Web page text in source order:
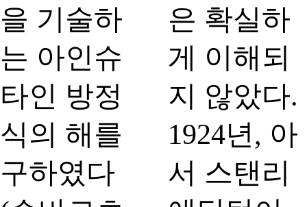
을 기술하
는 아인슈
타인 방정
식의 해를
구하였다
은 확실하
게 이해되
지 않았다.
1924년, 아
서 스탠리